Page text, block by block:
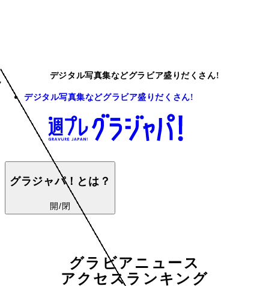
デジタル写真集などグラビア盛りだくさん!
デジタル写真集などグラビア盛りだくさん!
グラジャパ！とは？
開/閉
グラビアニュース
アクセスランキング